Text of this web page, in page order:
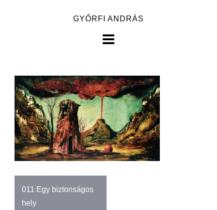
GYŐRFI ANDRÁS
Bejegyzés
navigáció
011 Egy biztonságos
hely